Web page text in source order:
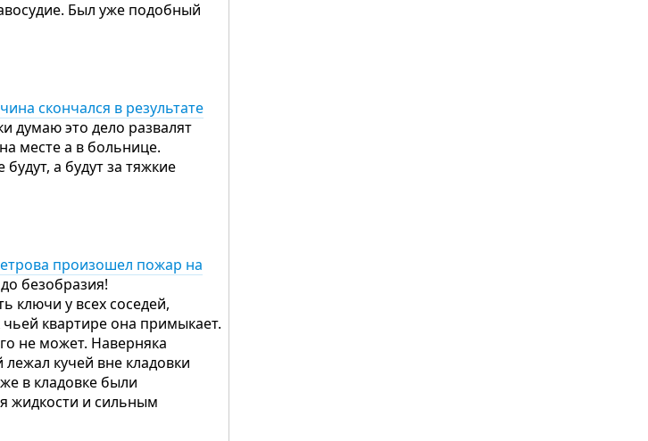
Был уже подобный
скончался в результате
думаю это дело развалят
месте а в больнице.
будут, а будут за тяжкие
произошел пожар на
безобразия!
ключи у всех соседей,
квартире она примыкает.
не может. Наверняка
кучей вне кладовки
в кладовке были
жидкости и сильным